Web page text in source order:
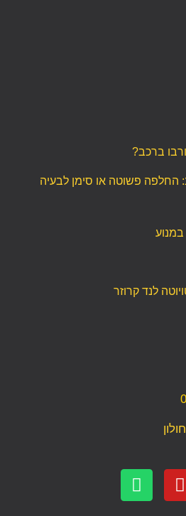
ברכב?
החלפה פשוטה או סימן לבעיה
לנד קרוזר